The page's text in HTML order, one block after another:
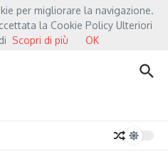
nasce “Anime Salve”: la data zero è
per migliorare la navigazione.
la Cookie Policy Ulteriori
Scopri di più OK